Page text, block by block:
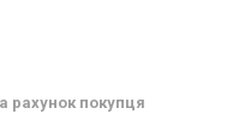
рахунок покупця